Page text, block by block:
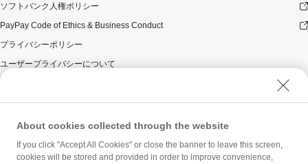
ソフトバンク人権ポリシー
PayPay Code of Ethics & Business Conduct
プライバシーポリシー
ユーザープライバシーについて
ウェブサイト利用規約
反社会的勢力に対する方針
勧誘方針
マネロン等基本方針
About cookies collected through the website
If you click "Accept All Cookies" or close the banner to leave this screen,
cookies will be stored and provided in order to improve convenience,